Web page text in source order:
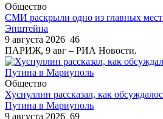
Общество
СМИ раскрыли одно из главных
Эпштейна
9 августа 2026 46
ПАРИЖ, 9 авг – РИА Новости.
Общество
Хуснуллин рассказал, как
Путина в Мариуполь
9 августа 2026 69